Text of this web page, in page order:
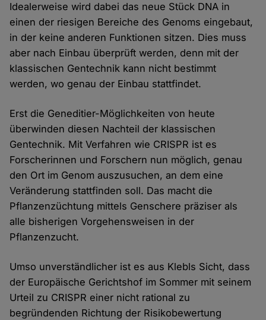
Idealerweise wird dabei das neue Stück DNA in
einen der riesigen Bereiche des Genoms eingebaut,
in der keine anderen Funktionen sitzen. Dies muss
aber nach Einbau überprüft werden, denn mit der
klassischen Gentechnik kann nicht bestimmt
werden, wo genau der Einbau stattfindet.
Erst die Geneditier-Möglichkeiten von heute
überwinden diesen Nachteil der klassischen
Gentechnik. Mit Verfahren wie CRISPR ist es
Forscherinnen und Forschern nun möglich, genau
den Ort im Genom auszusuchen, an dem eine
Veränderung stattfinden soll. Das macht die
Pflanzenzüchtung mittels Genschere präziser als
alle bisherigen Vorgehensweisen in der
Pflanzenzucht.
Umso unverständlicher ist es aus Klebls Sicht, dass
der Europäische Gerichtshof im Sommer mit seinem
Urteil zu CRISPR einer nicht rational zu
begründenden Richtung der Risikobewertung